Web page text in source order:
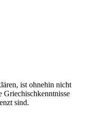
ist ohnehin nicht
Griechischkenntnisse
sind.